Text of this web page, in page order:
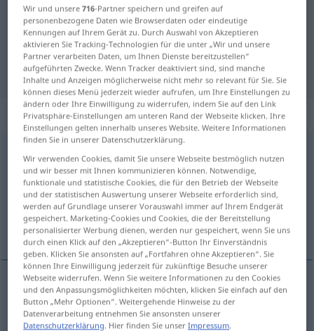
Deutsch-Türkisch Übersetzung für
"heilen"
"heilen" Türkisch Übersetzung
„heilen“: transitives Verb
heilen h. h.
Übersicht aller Übersetzungen
(Für mehr Details die Übersetzung anklicken/antippen)
iyileştirmek, tedavi etmek
iyileştirmek,tedavietmek heilen
Wir und unsere716-Partner speichern und greifen auf
personenbezogene Daten wie Browserdaten oder eindeutige
Kennungen auf Ihrem Gerät zu. Durch Auswahl von Akzeptieren
aktivieren Sie Tracking-Technologien für die unter „Wir und unsere
Partner verarbeiten Daten, um Ihnen Dienste bereitzustellen“
aufgeführten Zwecke. Wenn Tracker deaktiviert sind, sind manche
Inhalte und Anzeigen möglicherweise nicht mehr so relevant für Sie. Sie
können dieses Menü jederzeit wieder aufrufen, um Ihre Einstellungen zu
ändern oder Ihre Einwilligung zu widerrufen, indem Sie auf den Link
Privatsphäre-Einstellungen am unteren Rand der Webseite klicken. Ihre
Einstellungen gelten innerhalb unseres Website. Weitere Informationen
finden Sie in unserer Datenschutzerklärung.
Wir verwenden Cookies, damit Sie unsere Webseite bestmöglich nutzen
und wir besser mit Ihnen kommunizieren können. Notwendige,
funktionale und statistische Cookies, die für den Betrieb der Webseite
und der statistischen Auswertung unserer Webseite erforderlich sind,
werden auf Grundlage unserer Vorauswahl immer auf Ihrem Endgerät
gespeichert. Marketing-Cookies und Cookies, die der Bereitstellung
personalisierter Werbung dienen, werden nur gespeichert, wenn Sie uns
durch einen Klick auf den „Akzeptieren“-Button Ihr Einverständnis
geben. Klicken Sie ansonsten auf „Fortfahren ohne Akzeptieren“. Sie
können Ihre Einwilligung jederzeit für zukünftige Besuche unserer
Webseite widerrufen. Wenn Sie weitere Informationen zu den Cookies
und den Anpassungsmöglichkeiten möchten, klicken Sie einfach auf den
Button „Mehr Optionen“. Weitergehende Hinweise zu der
Datenverarbeitung entnehmen Sie ansonsten unserer
Datenschutzerklärung. Hier finden Sie unserImpressum.